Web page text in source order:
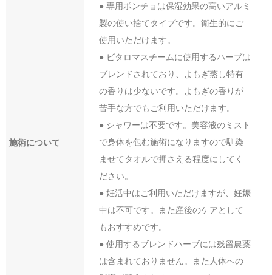
施術について
● 専用ポンチョは保湿効果の高いアルミ
製の使い捨てタイプです。衛生的にご
使用いただけます。
● ビタロマスチームに使用するハーブは
ブレンドされており、よもぎ蒸し特有
の香りは少ないです。よもぎの香りが
苦手な方でもご利用いただけます。
● シャワーは不要です。美容液のミスト
で身体を包む施術になりますので馴染
ませてタオルで押さえる程度にしてく
ださい。
● 妊活中はご利用いただけますが、妊娠
中は不可です。また産後のケアとして
もおすすめです。
● 使用するブレンドハーブには残留農薬
は含まれておりません。また人体への